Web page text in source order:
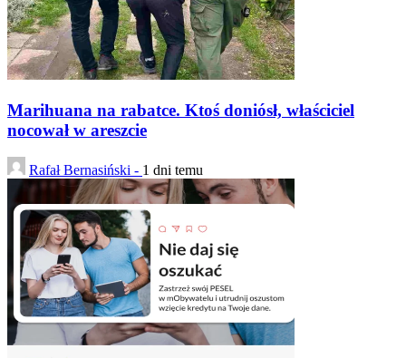
Marihuana na rabatce. Ktoś doniósł, właściciel
nocował w areszcie
Rafał Bernasiński - 1 dni temu